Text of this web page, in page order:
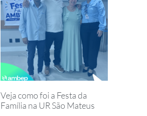
Veja como foi a Festa da
Família na UR São Mateus